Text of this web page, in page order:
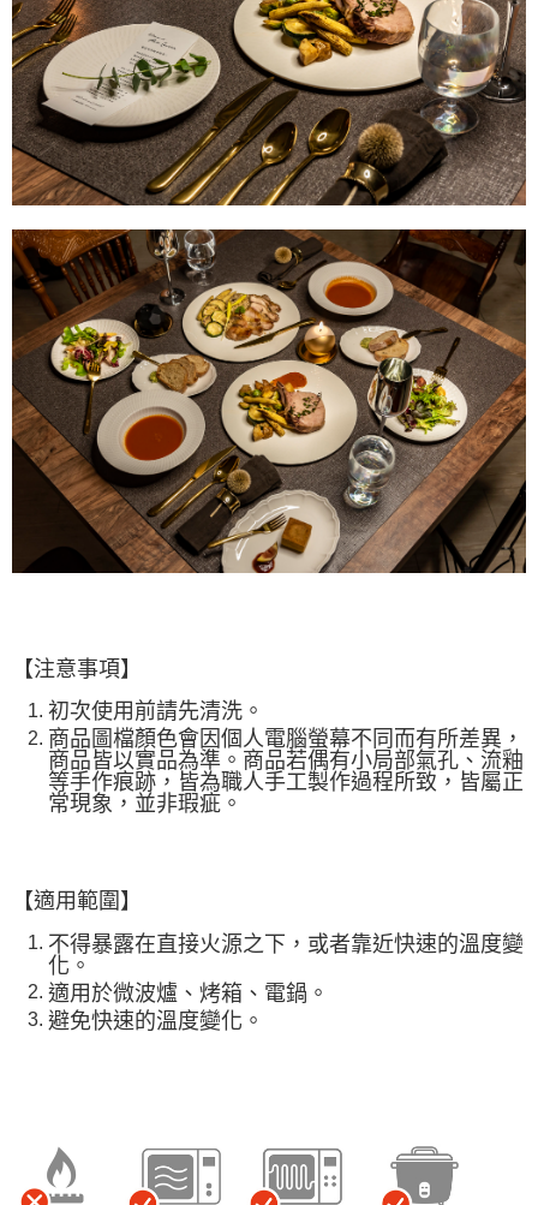
【注意事項】
初次使用前請先清洗。
商品圖檔顏色會因個人電腦螢幕不同而有所差異，
商品皆以實品為準。商品若偶有小局部氣孔、流釉
等手作痕跡，皆為職人手工製作過程所致，皆屬正
常現象，並非瑕疵。
【適用範圍】
不得暴露在直接火源之下，或者靠近快速的溫度變
化。
適用於微波爐、烤箱、電鍋。
避免快速的溫度變化。